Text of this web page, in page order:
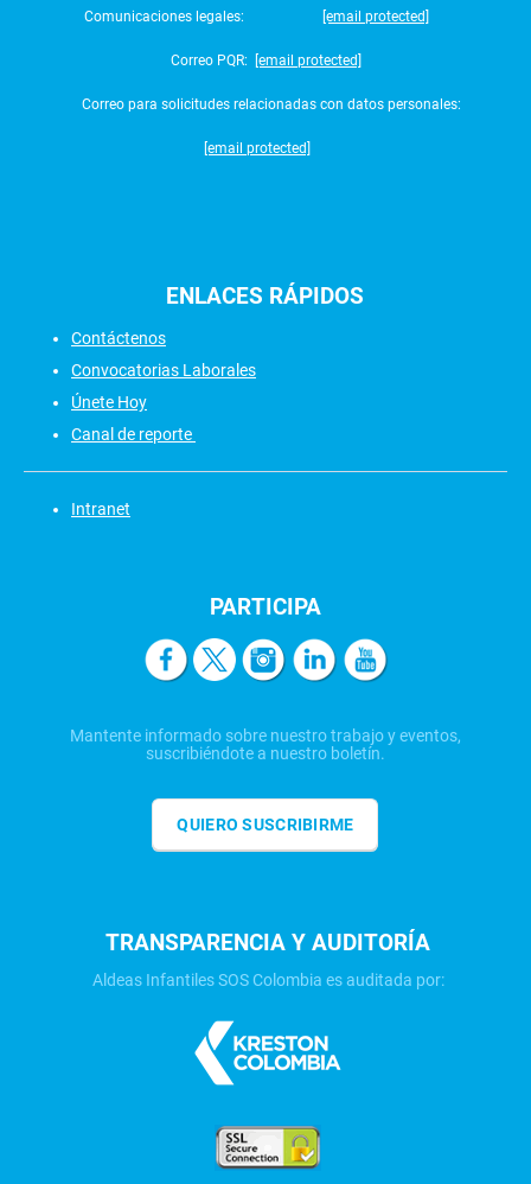
Comunicaciones legales: [email protected]
Correo PQR: [email protected]
Correo para solicitudes relacionadas con datos personales:
[email protected]
ENLACES RÁPIDOS
Contáctenos
Convocatorias Laborales
Únete Hoy
Canal de reporte
Intranet
PARTICIPA
Mantente informado sobre nuestro trabajo y eventos,
suscribiéndote a nuestro boletín.
QUIERO SUSCRIBIRME
TRANSPARENCIA Y AUDITORÍA
Aldeas Infantiles SOS Colombia es auditada por: